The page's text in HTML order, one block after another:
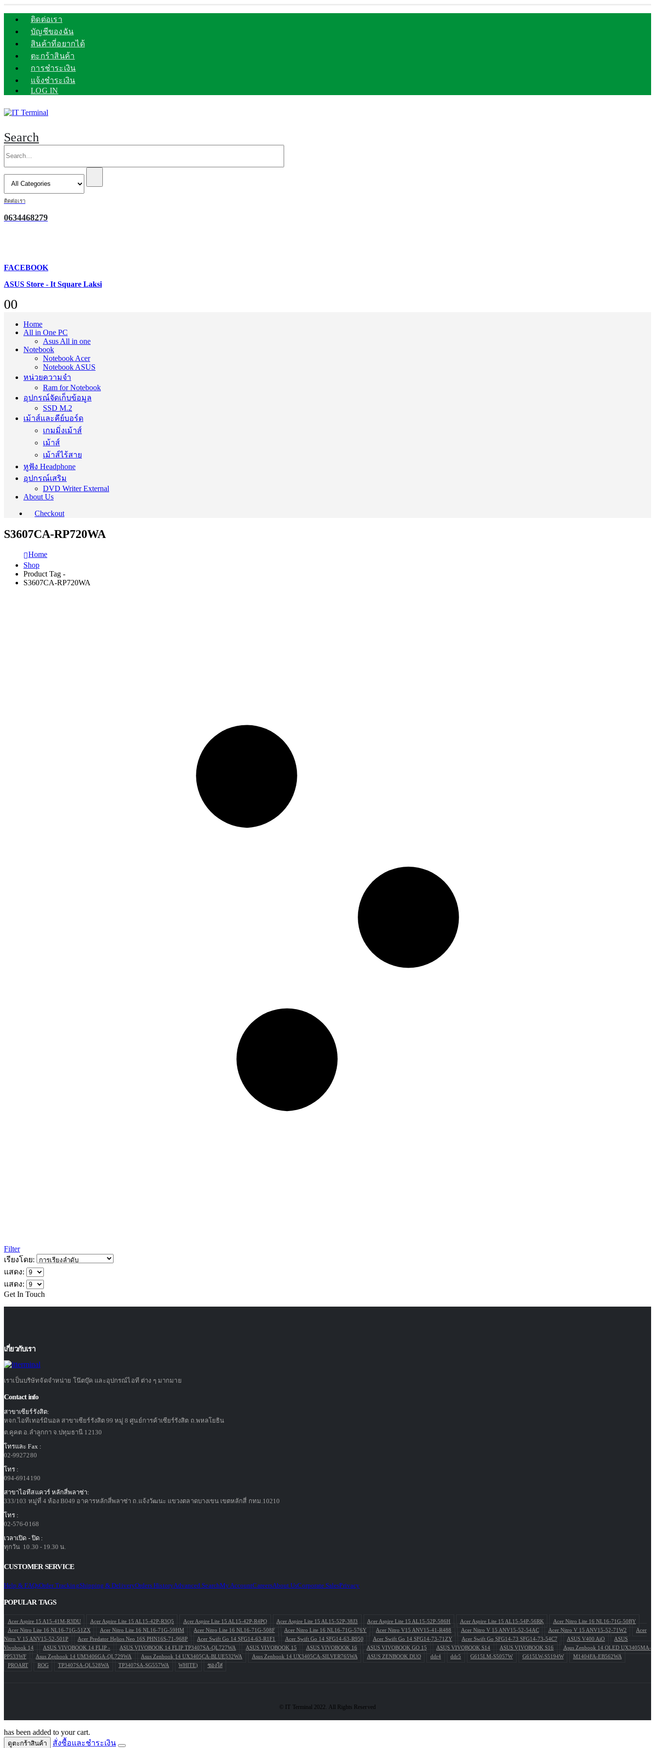
ติดต่อเรา
บัญชีของฉัน
สินค้าที่อยากได้
ตะกร้าสินค้า
การชำระเงิน
แจ้งชำระเงิน
LOG IN
Search
ติดต่อเรา
0634468279
FACEBOOK
ASUS Store - It Square Laksi
00
Home
All in One PC
Asus All in one
Notebook
Notebook Acer
Notebook ASUS
หน่วยความจำ
Ram for Notebook
อุปกรณ์จัดเก็บข้อมูล
SSD M.2
เม้าส์และคีย์บอร์ด
เกมมิ่งเม้าส์
เม้าส์
เม้าส์ไร้สาย
หูฟัง Headphone
อุปกรณ์เสริม
DVD Writer External
About Us
Checkout
S3607CA-RP720WA
Home
Shop
Product Tag -
S3607CA-RP720WA
Filter
เรียงโดย:
แสดง:
แสดง:
Get In Touch
เกี่ยวกับเรา
เราเป็นบริษัทจัดจำหน่าย โน๊ตบุ๊ค และอุปกรณ์ไอที ต่าง ๆ มากมาย
Contact info
สาขาเซียร์รังสิต:
หจก.ไอทีเทอร์มินอล สาขาเซียร์รังสิต 99 หมู่ 8 ศูนย์การค้าเซียร์รังสิต ถ.พหลโยธิน
ต.คูคต อ.ลำลูกกา จ.ปทุมธานี 12130
โทรและ Fax :
02-9927280
โทร :
094-6914190
สาขาไอทีสแควร์ หลักสี่พลาซ่า:
333/103 หมู่ที่ 4 ห้อง B049 อาคารหลักสี่พลาซ่า ถ.แจ้งวัฒนะ แขวงตลาดบางเขน เขตหลักสี่ กทม.10210
โทร :
02-576-0168
เวลาเปิด - ปิด :
ทุกวัน 10.30 - 19.30 น.
CUSTOMER SERVICE
Help & FAQsOrder TrackingShipping & DeliveryOrders HistoryAdvanced SearchMy AccountCareersAbout UsCorporate SalesPrivacy
POPULAR TAGS
Acer Aspire 15 A15-41M-R3DU Acer Aspire Lite 15 AL15-42P-R3Q5 Acer Aspire Lite 15 AL15-42P-R4PQ Acer Aspire Lite 15 AL15-52P-38J3 Acer Aspire Lite 15 AL15-52P-586H Acer Aspire Lite 15 AL15-54P-56RK
Acer Nitro Lite 16 NL16-71G-50BY
Acer Nitro Lite 16 NL16-71G-51ZX
Acer Nitro Lite 16 NL16-71G-59HM Acer Nitro Lite 16 NL16-71G-508F Acer Nitro Lite 16 NL16-71G-576Y Acer Nitro V15 ANV15-41-R488 Acer Nitro V 15 ANV15-52-54AC Acer Nitro V 15 ANV15-52-71W2
Acer
Nitro V 15 ANV15-52-501P
Acer Predator Helios Neo 16S PHN16S-71-968P Acer Swift Go 14 SFG14-63-R1F1 Acer Swift Go 14 SFG14-63-R950 Acer Swift Go 14 SFG14-73-71ZY Acer Swift Go SFG14-73 SFG14-73-54C7 ASUS V400 AiO
ASUS
Vivobook 14
ASUS VIVOBOOK 14 FLIP - ASUS VIVOBOOK 14 FLIP TP3407SA-QL727WA ASUS VIVOBOOK 15 ASUS VIVOBOOK 16 ASUS VIVOBOOK GO 15 ASUS VIVOBOOK S14 ASUS VIVOBOOK S16
Asus Zenbook 14 OLED UX3405MA-
PP533WF
Asus Zenbook 14 UM3406GA-QL729WA Asus Zenbook 14 UX3405CA-BLUE532WA Asus Zenbook 14 UX3405CA-SILVER765WA ASUS ZENBOOK DUO ddr4 ddr5 G615LM-S5057W G615LW-S5194W
M1404FA-EB562WA
PROART
ROG TP3407SA-QL528WA TP3407SA-SG557WA WHITE) ซองใส่
© IT Terminal 2022. All Rights Reserved
has been added to your cart.
ดูตะกร้าสินค้า สั่งซื้อและชำระเงิน